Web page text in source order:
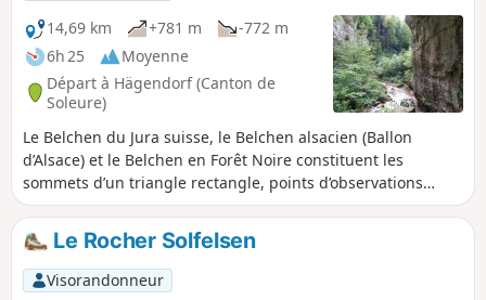
14,69 km
+781 m
-772 m
6h 25
Moyenne
Départ à Hägendorf (Canton de
Soleure)
Le Belchen du Jura suisse, le Belchen alsacien (Ballon
d’Alsace) et le Belchen en Forêt Noire constituent les
sommets d’un triangle rectangle, points d’observations
mystiques du lever du soleil à l’époque celtique (Belchen
vient de "Belenus" le dieu celte du soleil). Nous
approcherons de ce point de vue exceptionnel par les
Gorges du Diable aux parois abruptes, chutes d'eau, grottes
Le Rocher Solfelsen
Visorandonneur